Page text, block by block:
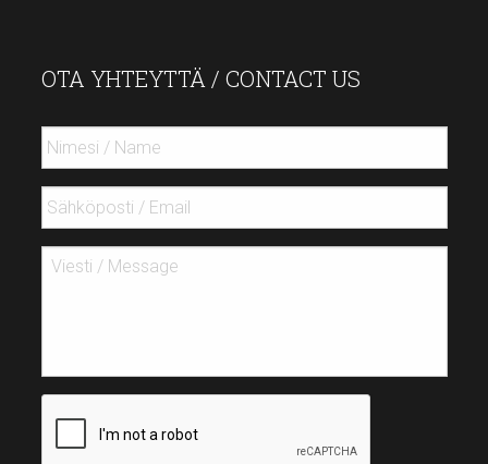
OTA YHTEYTTÄ / CONTACT US